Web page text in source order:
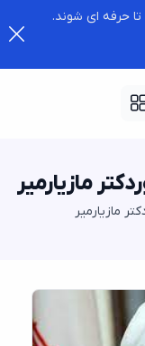
ای شوند.
مازیارمیر